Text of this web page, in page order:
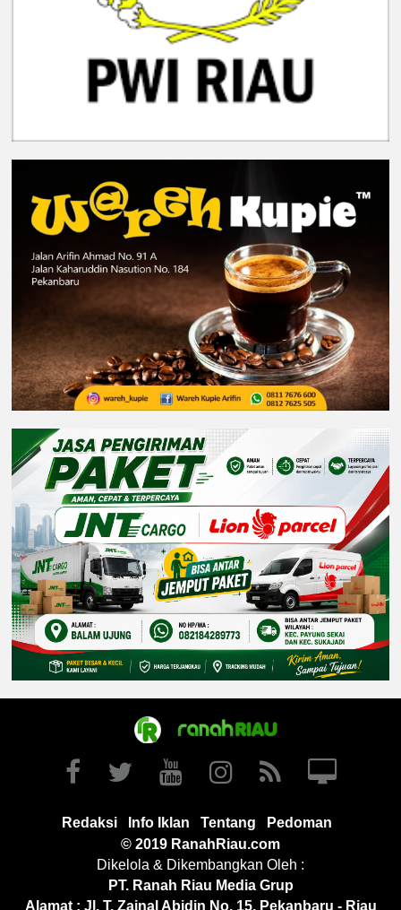
Redaksi Info Iklan Tentang
Pedoman
© 2019 RanahRiau.com
Dikelola & Dikembangkan Oleh :
PT. Ranah Riau Media Grup
Alamat : Jl. T. Zainal Abidin No. 15, Pekanbaru - Riau